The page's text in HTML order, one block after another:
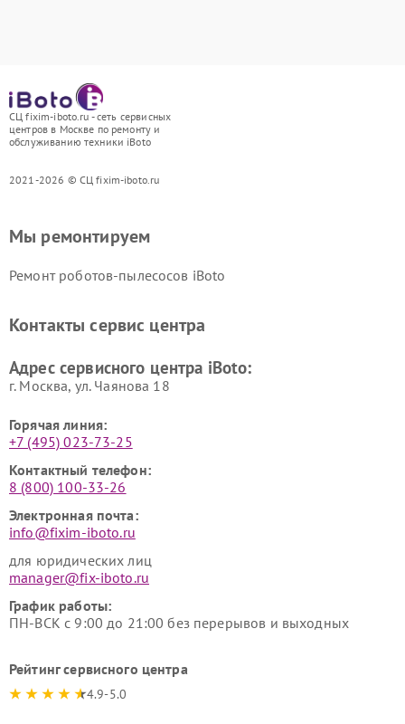
СЦ fixim-iboto.ru - сеть сервисных
центров в Москве по ремонту и
обслуживанию техники iBoto
2021-2026 © СЦ fixim-iboto.ru
Мы ремонтируем
Ремонт роботов-пылесосов iBoto
Контакты сервис центра
Адрес сервисного центра iBoto:
г. Москва, ул. Чаянова 18
Горячая линия:
+7 (495) 023-73-25
Контактный телефон:
8 (800) 100-33-26
Электронная почта:
info@fixim-iboto.ru
для юридических лиц
manager@fix-iboto.ru
График работы:
ПН-ВСК с 9:00 до 21:00 без перерывов и выходных
Рейтинг сервисного центра
4.9-5.0